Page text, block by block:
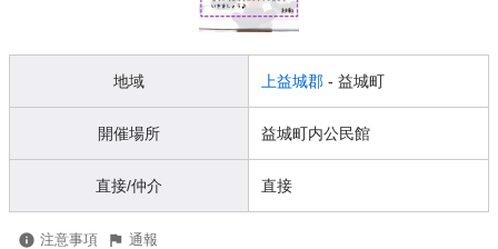
地域 上益城郡 - 益城町
開催場所 益城町内公民館
直接/仲介 直接
注意事項 通報